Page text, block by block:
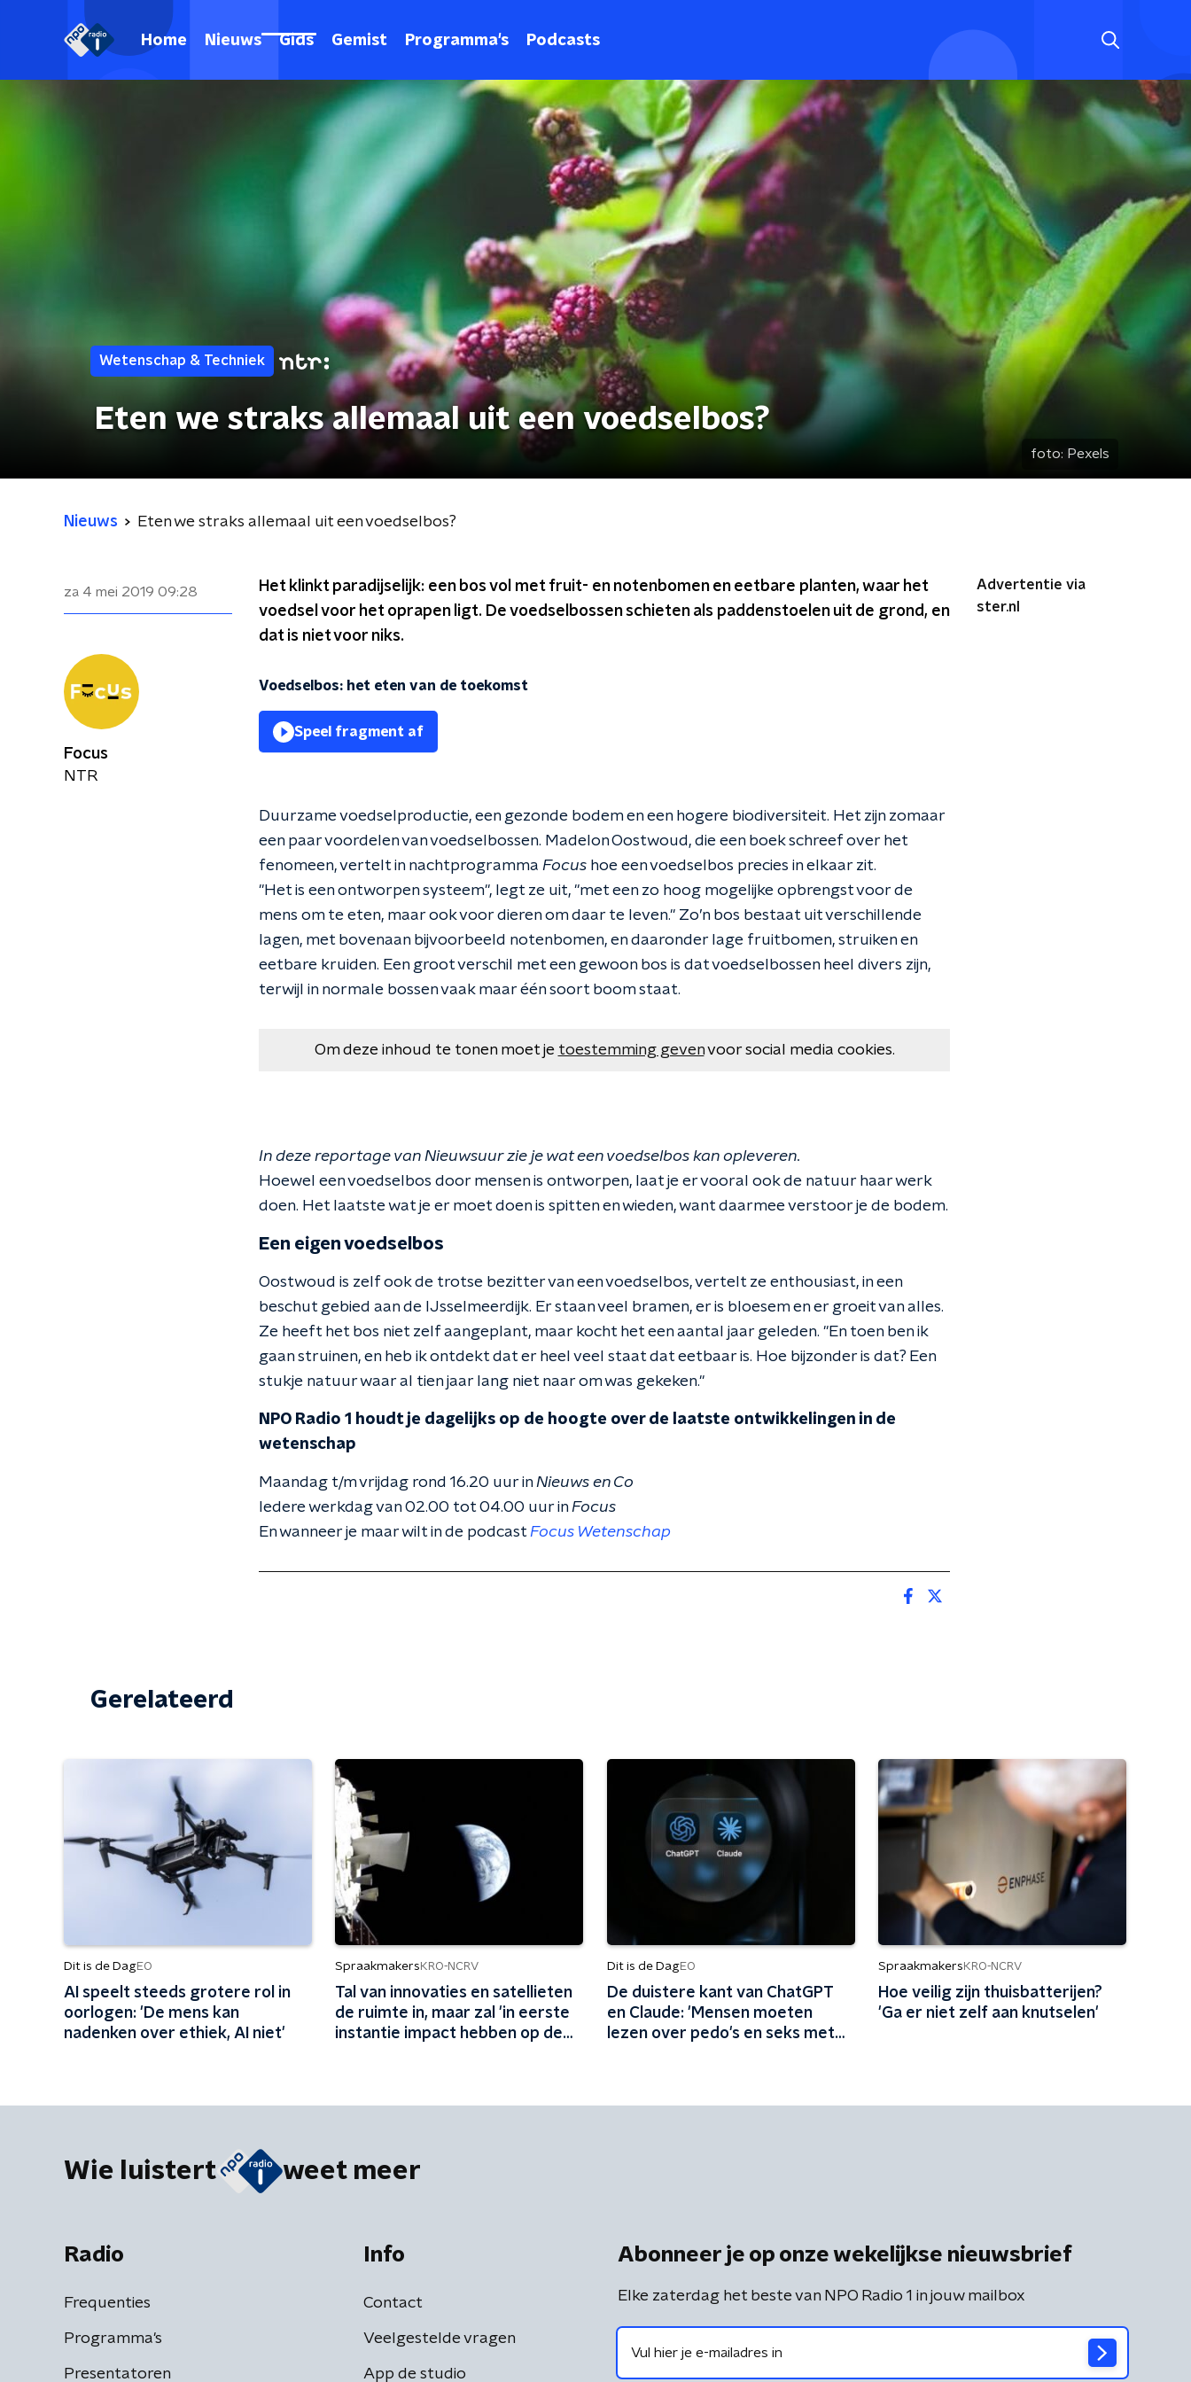
Home Nieuws Gids Gemist Programma's Podcasts
Wetenschap & Techniek
Eten we straks allemaal uit een voedselbos?
foto: Pexels
Nieuws Eten we straks allemaal uit een voedselbos?
za 4 mei 2019 09:28
Het klinkt paradijselijk: een bos vol met fruit- en notenbomen en eetbare planten, waar het
voedsel voor het oprapen ligt. De voedselbossen schieten als paddenstoelen uit de grond, en
dat is niet voor niks.
Voedselbos: het eten van de toekomst
Speel fragment af
Duurzame voedselproductie, een gezonde bodem en een hogere biodiversiteit. Het zijn zomaar
een paar voordelen van voedselbossen. Madelon Oostwoud, die een boek schreef over het
fenomeen, vertelt in nachtprogramma Focus hoe een voedselbos precies in elkaar zit.
"Het is een ontworpen systeem", legt ze uit, "met een zo hoog mogelijke opbrengst voor de
mens om te eten, maar ook voor dieren om daar te leven." Zo’n bos bestaat uit verschillende
lagen, met bovenaan bijvoorbeeld notenbomen, en daaronder lage fruitbomen, struiken en
eetbare kruiden. Een groot verschil met een gewoon bos is dat voedselbossen heel divers zijn,
terwijl in normale bossen vaak maar één soort boom staat.
Om deze inhoud te tonen moet je toestemming gevenvoor social media cookies.
In deze reportage van Nieuwsuur zie je wat een voedselbos kan opleveren.
Hoewel een voedselbos door mensen is ontworpen, laat je er vooral ook de natuur haar werk
doen. Het laatste wat je er moet doen is spitten en wieden, want daarmee verstoor je de bodem.
Een eigen voedselbos
Oostwoud is zelf ook de trotse bezitter van een voedselbos, vertelt ze enthousiast, in een
beschut gebied aan de IJsselmeerdijk. Er staan veel bramen, er is bloesem en er groeit van alles.
Ze heeft het bos niet zelf aangeplant, maar kocht het een aantal jaar geleden. "En toen ben ik
gaan struinen, en heb ik ontdekt dat er heel veel staat dat eetbaar is. Hoe bijzonder is dat? Een
stukje natuur waar al tien jaar lang niet naar om was gekeken."
NPO Radio 1 houdt je dagelijks op de hoogte over de laatste ontwikkelingen in de
wetenschap
Maandag t/m vrijdag rond 16.20 uur inNieuws en Co
Iedere werkdag van 02.00 tot 04.00 uur inFocus
En wanneer je maar wilt in de podcast Focus Wetenschap
Advertentie via
ster.nl
Focus
NTR
Gerelateerd
Dit is de DagEO
AI speelt steeds grotere rol in
oorlogen: 'De mens kan
nadenken over ethiek, AI niet'
Spraakmakers KRO-NCRV
Tal van innovaties en satellieten
de ruimte in, maar zal 'in eerste
instantie impact hebben op de
Dit is de DagEO
De duistere kant van ChatGPT
en Claude: 'Mensen moeten
lezen over pedo's en seks met
Spraakmakers KRO-NCRV
Hoe veilig zijn thuisbatterijen?
'Ga er niet zelf aan knutselen'
Wie luistert weet meer
Radio
Frequenties
Programma's
Presentatoren
Info
Contact
Veelgestelde vragen
App de studio
Abonneer je op onze wekelijkse nieuwsbrief
Elke zaterdag het beste van NPO Radio 1 in jouw mailbox